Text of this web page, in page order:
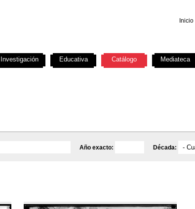
Inicio
Año exacto: Década:
Investigación Educativa Catálogo Mediateca